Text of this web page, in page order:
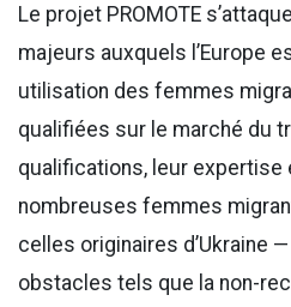
Le projet PROMOTE
majeurs auxquels l’Europe
utilisation des femmes
qualifiées sur le marché du
qualifications, leur expertise
nombreuses femmes
celles originaires d’Ukraine
obstacles tels que la non-